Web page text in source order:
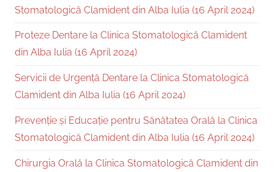
Stomatologică Clamident din Alba Iulia (16 April 2024)
Proteze Dentare la Clinica Stomatologică Clamident
din Alba Iulia (16 April 2024)
Servicii de Urgență Dentare la Clinica Stomatologică
Clamident din Alba Iulia (16 April 2024)
Prevenție și Educație pentru Sănătatea Orală la Clinica
Stomatologică Clamident din Alba Iulia (16 April 2024)
Chirurgia Orală la Clinica Stomatologică Clamident din